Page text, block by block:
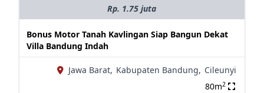
Rp. 1.75 juta
Bonus Motor Tanah Kavlingan Siap Bangun Dekat
Villa Bandung Indah
Jawa Barat, Kabupaten Bandung, Cileunyi
80m2